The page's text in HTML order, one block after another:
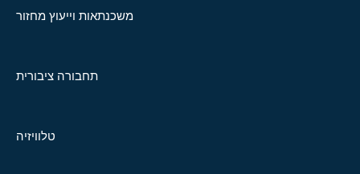
משכנתאות וייעוץ מחזור
תחבורה ציבורית
טלוויזיה